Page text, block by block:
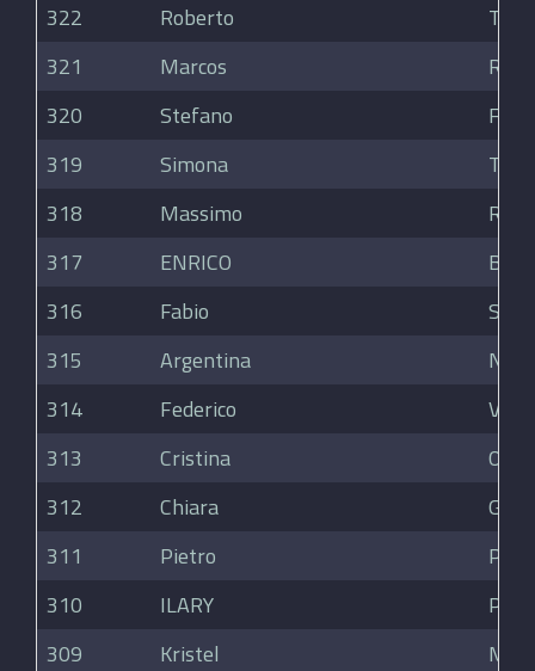
322
Roberto
321
Marcos
320
Stefano
319
Simona
318
Massimo
317
ENRICO
316
Fabio
315
Argentina
314
Federico
313
Cristina
312
Chiara
311
Pietro
310
ILARY
309
Kristel